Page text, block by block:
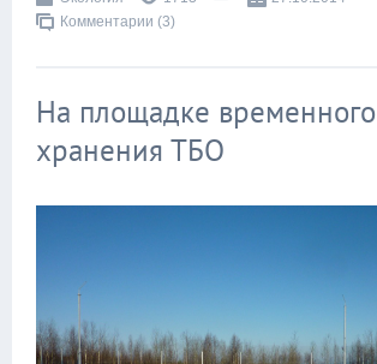
Комментарии (3)
На площадке временного
хранения ТБО